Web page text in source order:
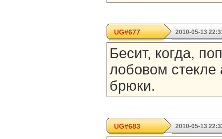
UG#677 2010-05-13
Бесит, когда,
лобовом
брюки.
UG#683 2010-05-13